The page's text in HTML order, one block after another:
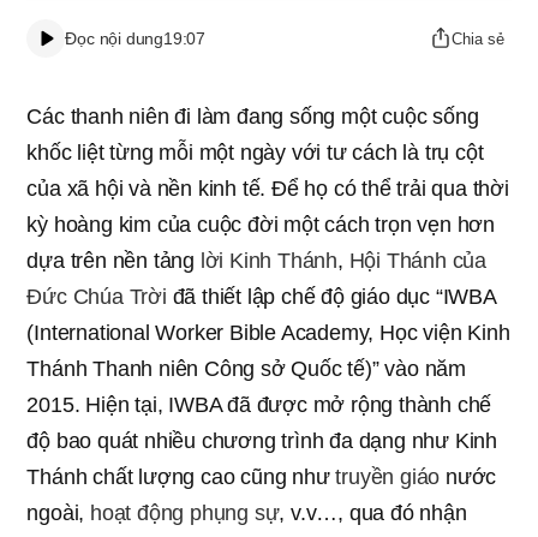
Đọc nội dung19:07 Chia sẻ
Các thanh niên đi làm đang sống một cuộc sống
khốc liệt từng mỗi một ngày với tư cách là trụ cột
của xã hội và nền kinh tế. Để họ có thể trải qua thời
kỳ hoàng kim của cuộc đời một cách trọn vẹn hơn
dựa trên nền tảng lời Kinh Thánh, Hội Thánh của
Đức Chúa Trời đã thiết lập chế độ giáo dục “IWBA
(International Worker Bible Academy, Học viện Kinh
Thánh Thanh niên Công sở Quốc tế)” vào năm
2015. Hiện tại, IWBA đã được mở rộng thành chế
độ bao quát nhiều chương trình đa dạng như Kinh
Thánh chất lượng cao cũng nhưtruyền giáo nước
ngoài, hoạt động phụng sự, v.v…, qua đó nhận